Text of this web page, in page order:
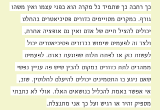
כך רחבה כך שתמיד כל מקרה הוא בפני עצמו ואין משהו
גורף. במקרים מסויימים כדורים פסיכיאטרים בהחלט
יכולים להציל חיים של אדם ואין גם אופציה אחרת,
ולצד זה לפעמים שימוש בכדורים פסיכיאטרים יכול
לעשות נזק או לפתח תלות שפוגעת באדם. לפעמים
ממהרים לתת כדורים במקום להבין שיש פה עניין נפשי
שאם ניגע בו התסמינים יכולים להיעלם לחלוטין. שוב,
אי אפשר באמת להכליל בנושאים האלו. אולי לא כתבתי
מספיק זהיר או רגיש ועל כך אני מתנצלת.